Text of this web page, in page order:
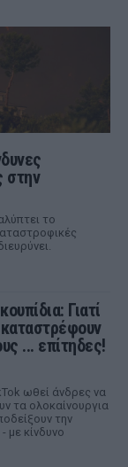
στην
το
Γιατί
... επίτηδες!
ωθεί άνδρες να
τα ολοκαίνουργια
την
με κίνδυνο